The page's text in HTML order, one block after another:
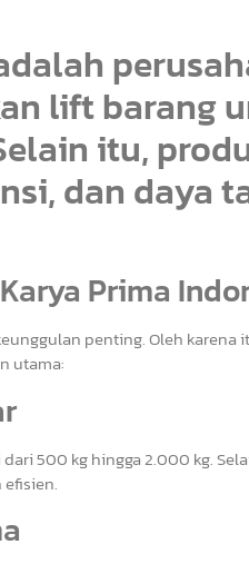
lift barang
itu,
dan daya
Prima
penting. Oleh
utama:
500 kg hingga 2.000 kg.